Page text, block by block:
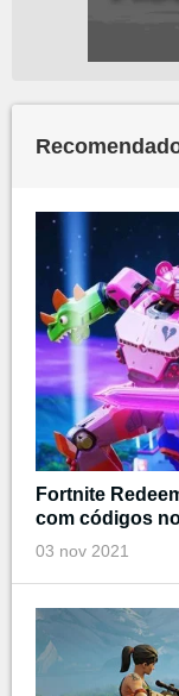
Fortnite
com códigos
03 nov 2021